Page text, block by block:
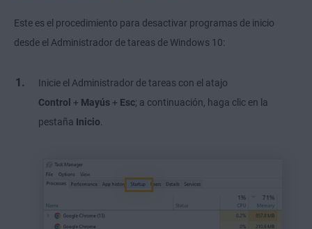
Este es el procedimiento para desactivar programas de inicio
desde el Administrador de tareas de Windows 10:
Inicie el Administrador de tareas con el atajo
Control + Mayús + Esc; a continuación, haga clic en la
pestaña Inicio